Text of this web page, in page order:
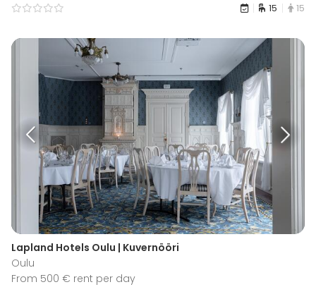
15 15
Lapland Hotels Oulu | Kuvernööri
Oulu
From 500 € rent per day